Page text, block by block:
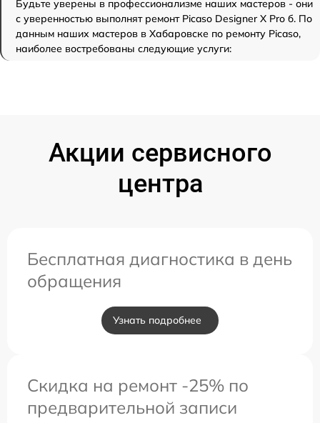
Будьте уверены в профессионализме наших мастеров - они
с уверенностью выполнят ремонт Picaso Designer X Pro б. По
данным наших мастеров в Хабаровске по ремонту Picaso,
наиболее востребованы следующие услуги:
Акции сервисного
центра
Бесплатная диагностика в день
обращения
Узнать подробнее
Скидка на ремонт -25% по
предварительной записи